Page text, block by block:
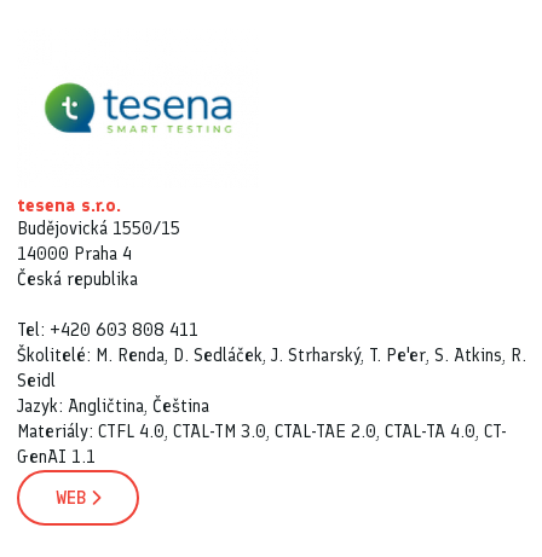
tesena s.r.o.
Budějovická 1550/15
14000 Praha 4
Česká republika
Tel: +420 603 808 411
Školitelé: M. Renda, D. Sedláček, J. Strharský, T. Pe'er, S. Atkins, R.
Seidl
Jazyk: Angličtina, Čeština
Materiály: CTFL 4.0, CTAL-TM 3.0, CTAL-TAE 2.0, CTAL-TA 4.0, CT-
GenAI 1.1
WEB